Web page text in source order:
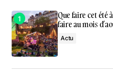
Que faire cet été
faire au mois
Actu